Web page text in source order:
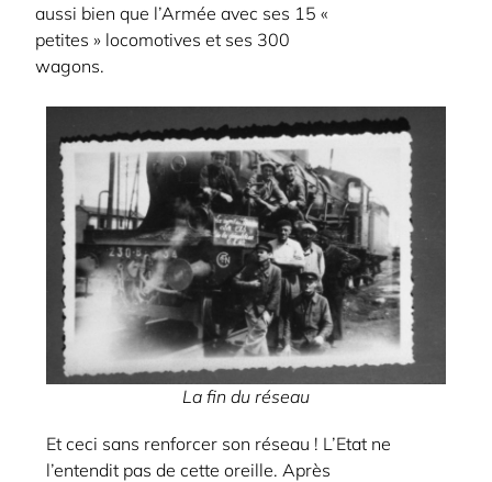
aussi bien que l’Armée avec ses 15 «
petites » locomotives et ses 300
wagons.
La fin du réseau
Et ceci sans renforcer son réseau ! L’Etat ne
l’entendit pas de cette oreille. Après